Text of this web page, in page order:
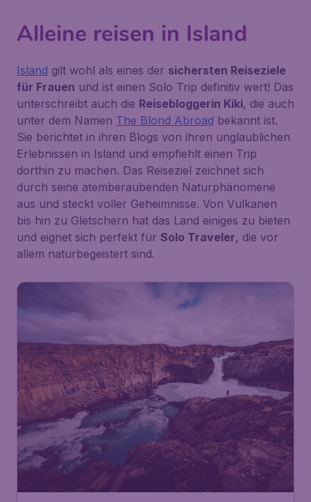
Alleine reisen in Island
Island gilt wohl als eines der sichersten Reiseziele
für Frauen und ist einen Solo Trip definitiv wert! Das
unterschreibt auch die Reisebloggerin Kiki, die auch
unter dem Namen The Blond Abroad bekannt ist.
Sie berichtet in ihren Blogs von ihren unglaublichen
Erlebnissen in Island und empfiehlt einen Trip
dorthin zu machen. Das Reiseziel zeichnet sich
durch seine atemberaubenden Naturphänomene
aus und steckt voller Geheimnisse. Von Vulkanen
bis hin zu Gletschern hat das Land einiges zu bieten
und eignet sich perfekt für Solo Traveler, die vor
allem naturbegeistert sind.